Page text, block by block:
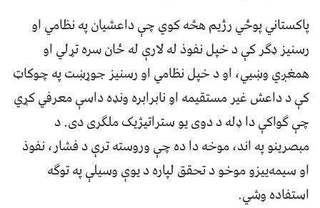
پاکستاني پوځي رژيم هڅه کوي چې داعشيان په نظامي او
رسنيز ډګر کې د خپل نفوذ له لارې له ځان سره تړلي او
همغږي وښيي، او د خپل نظامي او رسنيز جوړښت په چوکاټ
کې د داعش غير مستقيمه او نابرابره ونډه داسې معرفي کړي
چې ګواکې دا ډله د دوی يو ستراتيژيک ملګری دی. د
مبصرينو په اند، موخه دا ده چې وروسته ترې د فشار، نفوذ
او سيمه‌ييزو موخو د تحقق لپاره د يوې وسيلې په توګه
استفاده وشي.